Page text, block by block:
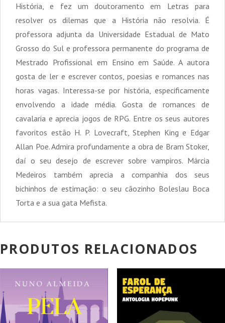
História, e fez um doutoramento em Letras para
resolver os dilemas que a História não resolvia. É
professora adjunta da Universidade Estadual de Mato
Grosso do Sul e professora permanente do programa de
Mestrado Profissional em Ensino em Saúde. A autora
gosta de ler e escrever contos, poesias e romances nas
horas vagas. Interessa-se por história, especificamente
envolvendo a idade média. Gosta de romances de
cavalaria e aprecia jogos de RPG. Entre os seus autores
favoritos estão H. P. Lovecraft, Stephen King e Edgar
Allan Poe. Admira profundamente a obra de Bram Stoker,
daí o seu desejo de escrever sobre vampiros. Márcia
Medeiros também aprecia a companhia dos seus
bichinhos de estimação: o seu cãozinho Boleslau Boca
Torta e a sua gata Mefista.
PRODUTOS RELACIONADOS
PROMOÇÃO! PROMOÇÃO!